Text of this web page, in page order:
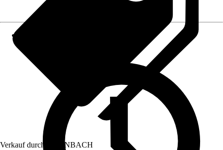
Verkauf durch: HORNBACH